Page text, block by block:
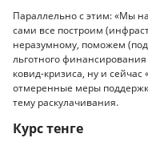
Параллельно с этим: «Мы
сами все построим
неразумному, поможем
льготного
ковид-кризиса, ну и
отмеренные меры
тему раскулачивания.
Курс тенге